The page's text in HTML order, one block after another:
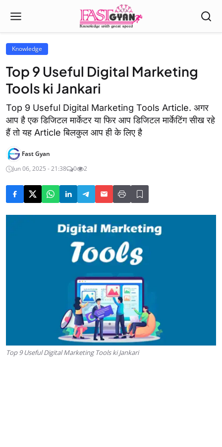
Knowledge
Top 9 Useful Digital Marketing
Tools ki Jankari
Top 9 Useful Digital Marketing Tools Article. अगर
आप है एक डिजिटल मार्केटर या फिर आप डिजिटल मार्केटिंग सीख रहे
हैं तो यह Article बिलकुल आप ही के लिए है
Fast Gyan
Jun 06, 2025 - 21:38
0 2
Top 9 Useful Digital Marketing Tools ki Jankari